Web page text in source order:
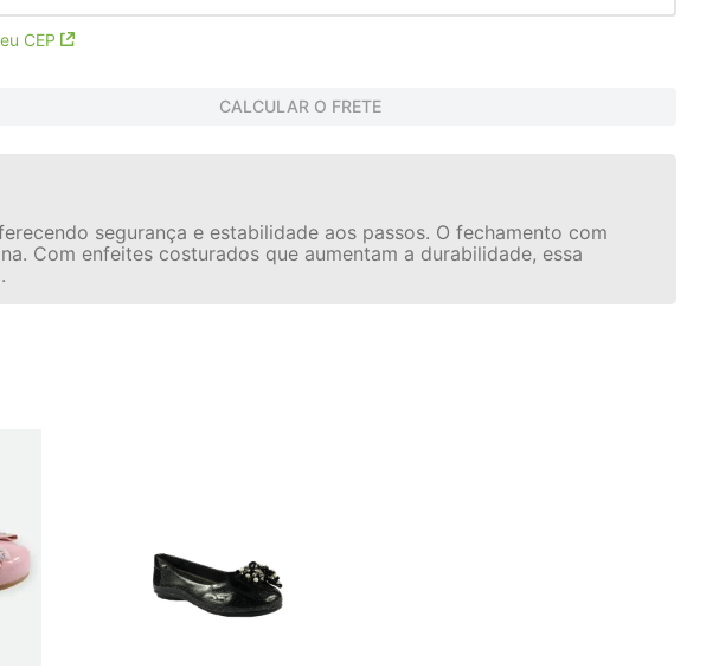
CEP
CALCULAR O FRETE
segurança e estabilidade aos passos. O fechamento com
Com enfeites costurados que aumentam a durabilidade, essa